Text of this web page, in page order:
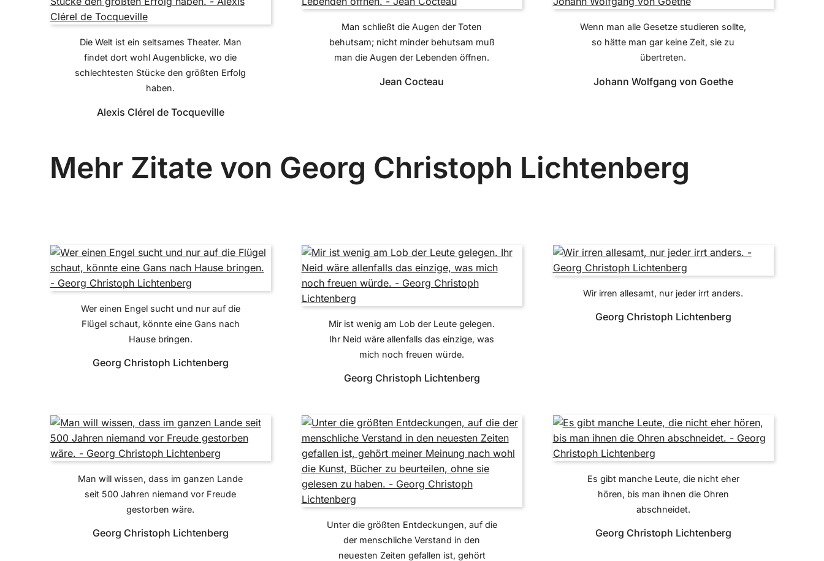
Die Welt ist ein seltsames Theater. Man
findet dort wohl Augenblicke, wo die
schlechtesten Stücke den größten Erfolg
haben.
Alexis Clérel de Tocqueville
Man schließt die Augen der Toten
behutsam; nicht minder behutsam muß
man die Augen der Lebenden öffnen.
Jean Cocteau
Wenn man alle Gesetze studieren sollte,
so hätte man gar keine Zeit, sie zu
übertreten.
Johann Wolfgang von Goethe
Mehr Zitate von Georg Christoph Lichtenberg
Wer einen Engel sucht und nur auf die
Flügel schaut, könnte eine Gans nach
Hause bringen.
Georg Christoph Lichtenberg
Mir ist wenig am Lob der Leute gelegen.
Ihr Neid wäre allenfalls das einzige, was
mich noch freuen würde.
Georg Christoph Lichtenberg
Wir irren allesamt, nur jeder irrt anders.
Georg Christoph Lichtenberg
Man will wissen, dass im ganzen Lande
seit 500 Jahren niemand vor Freude
gestorben wäre.
Georg Christoph Lichtenberg
Unter die größten Entdeckungen, auf die
der menschliche Verstand in den
neuesten Zeiten gefallen ist, gehört
Es gibt manche Leute, die nicht eher
hören, bis man ihnen die Ohren
abschneidet.
Georg Christoph Lichtenberg